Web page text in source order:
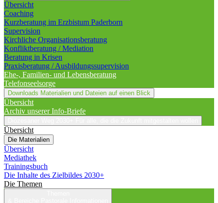
Übersicht
Coaching
Kurzberatung im Erzbistum Paderborn
Supervision
Kirchliche Organisationsberatung
Konfliktberatung / Mediation
Beratung in Krisen
Praxisberatung / Ausbildungssupervision
Ehe-, Familien- und Lebensberatung
Telefonseelsorge
Downloads Materialien und Dateien auf einen Blick
Übersicht
Archiv unserer Info-Briefe
Übersicht
Die Materialien
Übersicht
Mediathek
Trainingsbuch
Die Inhalte des Zielbildes 2030+
Die Themen